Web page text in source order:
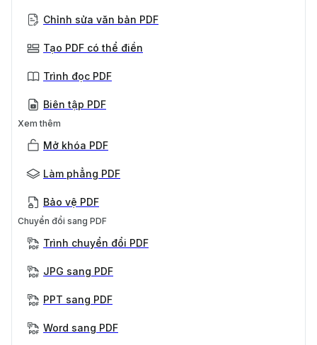
Chỉnh sửa văn bản PDF
Tạo PDF có thể điền
Trình đọc PDF
Biên tập PDF
Xem thêm
Mở khóa PDF
Làm phẳng PDF
Bảo vệ PDF
Chuyển đổi sang PDF
Trình chuyển đổi PDF
JPG sang PDF
PPT sang PDF
Word sang PDF